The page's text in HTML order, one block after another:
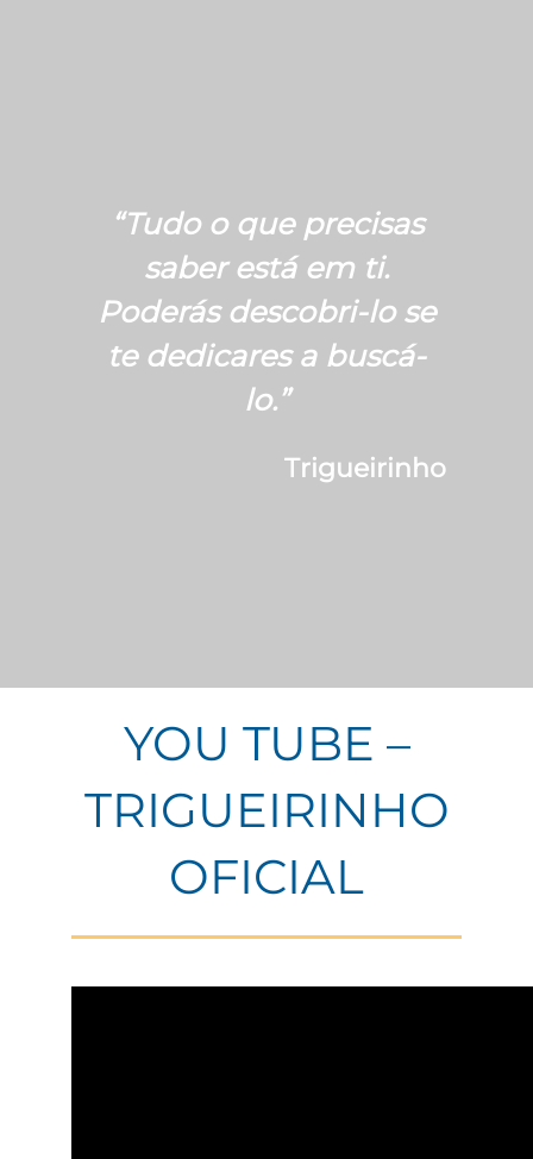
“Tudo o que precisas
saber está em ti.
Poderás descobri-lo se
te dedicares a buscá-
lo.”
Trigueirinho
YOU TUBE –
TRIGUEIRINHO
OFICIAL